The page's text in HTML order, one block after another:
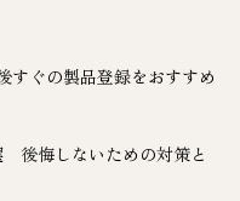
ぐの製品登録をおすすめ
後悔しないための対策と